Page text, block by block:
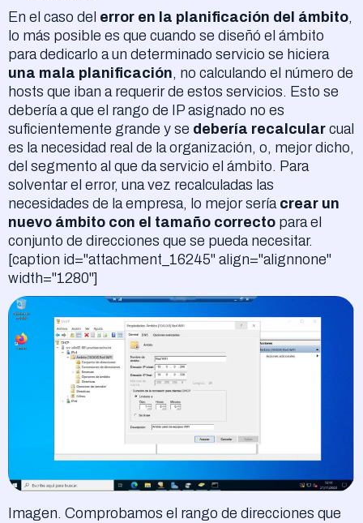
En el caso del error en la planificación del ámbito,
lo más posible es que cuando se diseñó el ámbito
para dedicarlo a un determinado servicio se hiciera
una mala planificación, no calculando el número de
hosts que iban a requerir de estos servicios. Esto se
debería a que el rango de IP asignado no es
suficientemente grande y se debería recalcular cual
es la necesidad real de la organización, o, mejor dicho,
del segmento al que da servicio el ámbito. Para
solventar el error, una vez recalculadas las
necesidades de la empresa, lo mejor sería crear un
nuevo ámbito con el tamaño correcto para el
conjunto de direcciones que se pueda necesitar.
[caption id="attachment_16245" align="alignnone"
width="1280"]
Imagen. Comprobamos el rango de direcciones que